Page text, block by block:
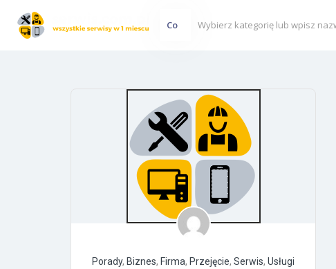
Co
Porady, Biznes, Firma, Przejęcie, Serwis, Usługi